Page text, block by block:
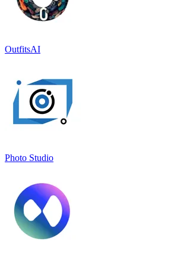
OutfitsAI
Photo Studio